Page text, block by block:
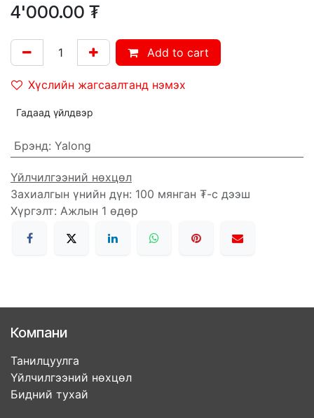
4'000.00 ₮
Add to cart
Хүслийн жагсаалтанд нэмэх
Гадаад үйлдвэр
Брэнд: Yalong
Үйлчилгээний нөхцөл
Захиалгын үнийн дүн: 100 мянган ₮-с дээш
Хүргэлт: Ажлын 1 өдөр
Компани
Танилцуулга
Үйлчилгээний нөхцөл
Бидний тухай